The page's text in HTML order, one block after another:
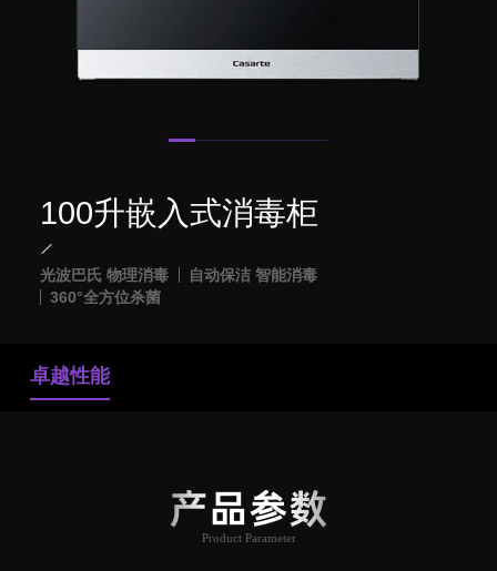
100升嵌入式消毒柜
光波巴氏 物理消毒
自动保洁 智能消毒
360°全方位杀菌
卓越性能
产品参数
Product Parameter